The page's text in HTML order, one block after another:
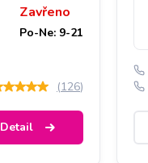
Zavřeno
Po-Ne: 9-21
(126)
Detail